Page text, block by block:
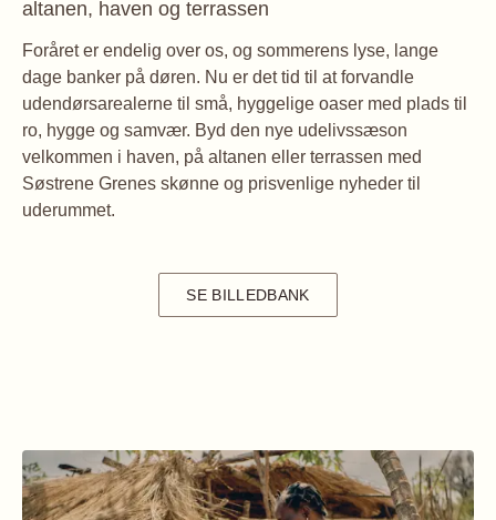
altanen, haven og terrassen
Foråret er endelig over os, og sommerens lyse, lange
dage banker på døren. Nu er det tid til at forvandle
udendørsarealerne til små, hyggelige oaser med plads til
ro, hygge og samvær. Byd den nye udelivssæson
velkommen i haven, på altanen eller terrassen med
Søstrene Grenes skønne og prisvenlige nyheder til
uderummet.
SE BILLEDBANK